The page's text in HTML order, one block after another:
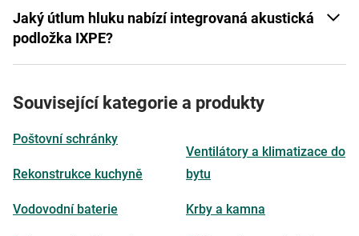
Jaký útlum hluku nabízí integrovaná akustická
podložka IXPE?
Související kategorie a produkty
Poštovní schránky
Rekonstrukce kuchyně
Vodovodní baterie
Ventilátory a klimatizace do
bytu
Krby a kamna